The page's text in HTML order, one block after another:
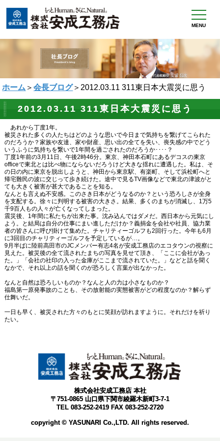
MENU
ホーム ＞会長ブログ＞2012.03.11 311東日本大震災に思う
2012.03.11 311東日本大震災に思う
あれから丁度1年。
被災された多くの人たちはどのような思いで今日まで気持ちを繋げてこられた
のだろうか？家族や友達、家や財産、思い出の全てを失い、喪失感の中でどう
いうふうに気持ちを繋いで1年間を過ごされたのだろうか････？
丁度1年前の3月11日、午後2時46分。東京、神田本石町にあるデコスの東京
officeで東北とは比べ物にならないだろうけど大きな揺れに遭遇した。私は、そ
の日の内に東京を脱出しようと、神田から東京駅、有楽町、そして浜松町へと
帰宅難民の波に交じって歩き続けた。途中で見るTV画像などで東北の津波がと
ても大きく被害が甚大であることを知る。
なんとも言えぬ不安感。このさき日本がどうなるのか？という恐ろしさが全身
を支配する。徐々に判明する被害の大きさ。結果、多くのまちが消滅し、1万5
千9百人もの人々が亡くなってしまった。
震災後、1年間に私たちが出来た事。沈み込んではダメだ。西日本から元気にし
よう。と結局は自分の仕事にまい進しただけか？義捐金を会社や社員、協力業
者の皆さんに呼び掛けて集めた。チャリティーゴルフも2回行った。今年も6月
に3回目のチャリティーゴルフを予定しているが…。
9月半ばに陸前高田市のJCメンバー有志4名が安成工務店のエコタウンの視察に
見えた。被災後の全て流されたまちの写真を見せて頂き、「ここに会社があっ
た。」「会社の社印の入った金庫がここまで流されていた。」などと話を聞く
なかで、それ以上の話を聞くのが恐ろしく言葉が出なかった。
なんと自然は恐ろしいものか？なんと人の力は小さなものか？
福島第一原発事故のことも、その放射能の実態被害がどの程度なのか？解らず
仕舞いだ。
一日も早く、被災された方々のもとに笑顔が訪れますように。それだけを祈り
たい。
株式会社安成工務店 本社
〒751-0865 山口県下関市綾羅木新町3-7-1
TEL 083-252-2419 FAX 083-252-2720
copyright © YASUNARI Co.,LTD. All rights reserved.